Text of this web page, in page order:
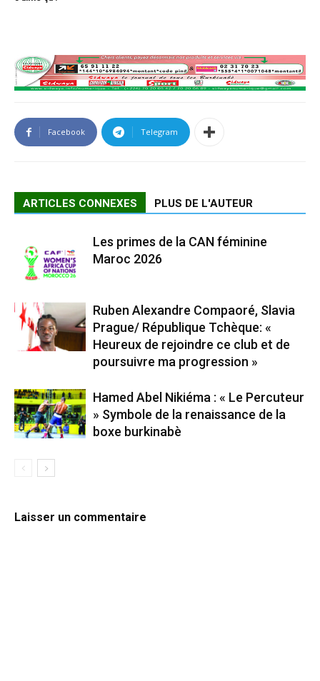
Facebook Telegram
ARTICLES CONNEXES PLUS DE L'AUTEUR
Les primes de la CAN féminine
Maroc 2026
Ruben Alexandre Compaoré, Slavia
Prague/ République Tchèque: «
Heureux de rejoindre ce club et de
poursuivre ma progression »
Hamed Abel Nikiéma : « Le Percuteur
» Symbole de la renaissance de la
boxe burkinabè
Laisser un commentaire